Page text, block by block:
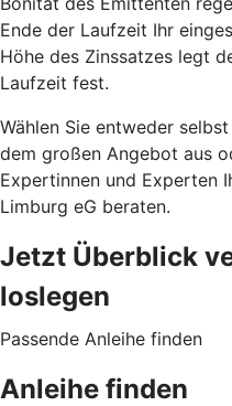
Ende der Laufzeit Ihr
Höhe des Zinssatzes legt
Laufzeit fest.
Wählen Sie entweder
dem großen Angebot aus
Expertinnen und Experten
Limburg eG beraten.
Jetzt Überblick
loslegen
Passende Anleihe finden
Anleihe finden